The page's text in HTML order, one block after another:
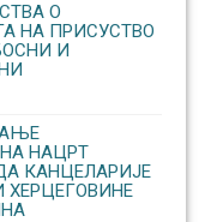
О
НА ПРИСУСТВО
И
НАЦРТ
КАНЦЕЛАРИЈЕ
ХЕРЦЕГОВИНЕ